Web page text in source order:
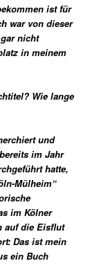
ist für
war von dieser
nicht
in meinem
Wie lange
und
im Jahr
hatte,
Mülheim“
im Kölner
auf die Eisflut
Das ist mein
ein Buch